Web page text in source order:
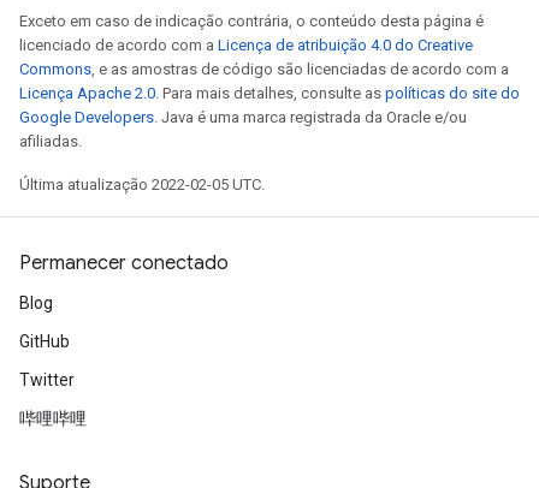
Exceto em caso de indicação contrária, o conteúdo desta página é
licenciado de acordo com a Licença de atribuição 4.0 do Creative
Commons, e as amostras de código são licenciadas de acordo com a
Licença Apache 2.0. Para mais detalhes, consulte as políticas do site do
Google Developers. Java é uma marca registrada da Oracle e/ou
afiliadas.
Última atualização 2022-02-05 UTC.
Permanecer conectado
Blog
GitHub
Twitter
哔哩哔哩
Suporte